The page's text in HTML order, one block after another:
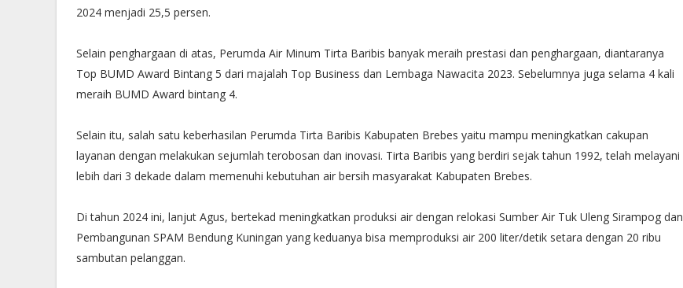
2024 menjadi 25,5 persen.
Selain penghargaan di atas, Perumda Air Minum Tirta Baribis banyak meraih prestasi dan penghargaan, diantaranya
Top BUMD Award Bintang 5 dari majalah Top Business dan Lembaga Nawacita 2023. Sebelumnya juga selama 4 kali
meraih BUMD Award bintang 4.
Selain itu, salah satu keberhasilan Perumda Tirta Baribis Kabupaten Brebes yaitu mampu meningkatkan cakupan
layanan dengan melakukan sejumlah terobosan dan inovasi. Tirta Baribis yang berdiri sejak tahun 1992, telah melayani
lebih dari 3 dekade dalam memenuhi kebutuhan air bersih masyarakat Kabupaten Brebes.
Di tahun 2024 ini, lanjut Agus, bertekad meningkatkan produksi air dengan relokasi Sumber Air Tuk Uleng Sirampog dan
Pembangunan SPAM Bendung Kuningan yang keduanya bisa memproduksi air 200 liter/detik setara dengan 20 ribu
sambutan pelanggan.